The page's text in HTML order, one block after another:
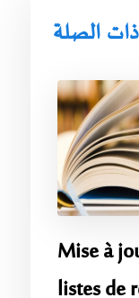
Mise à
listes de